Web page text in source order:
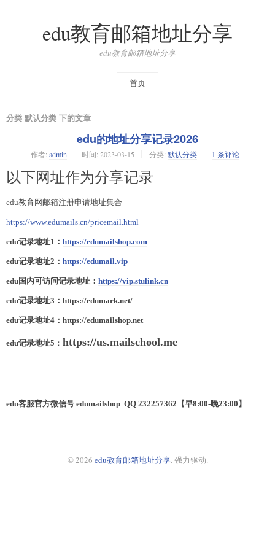
edu教育邮箱地址分享
edu教育邮箱地址分享
首页
分类 默认分类 下的文章
edu的地址分享记录2026
作者: admin 时间: 2023-03-15 分类: 默认分类 1 条评论
以下网址作为分享记录
edu教育网邮箱注册申请地址集合
https://www.edumails.cn/pricemail.html
edu记录地址1： https://edumailshop.com
edu记录地址2 ： https://edumail.vip
edu国内可访问记录地址： https://vip.stulink.cn
edu记录地址3 ： https://edumark.net/
edu记录地址4 ： https://edumailshop.net
edu记录地址5 ： https://us.mailschool.me
edu客服官方微信号 edumailshop QQ 232257362【早8:00-晚23:00】
© 2026 edu教育邮箱地址分享. 强力驱动.